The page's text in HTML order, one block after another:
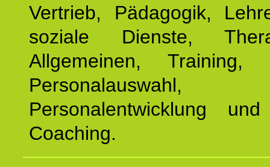
Vertrieb, Pädagogik,
soziale Dienste,
Allgemeinen, Training,
Personalauswahl,
Personalentwicklung
Coaching.